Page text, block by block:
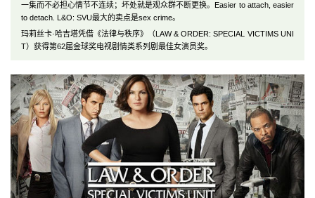
一集而不必担心情节不连续；坏处就是观众群不断更换。Easier to attach, easier
to detach. L&O: SVU最大的卖点是sex crime。
玛莉丝卡·哈吉塔凭借《法律与秩序》（LAW & ORDER: SPECIAL VICTIMS UNI
T）获得第62届金球奖电视剧情类系列剧最佳女演员奖。